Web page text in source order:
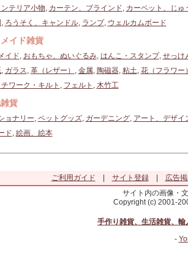
ンテリア小物, カーテン、ブラインド, カーペット、じゅ
, ろうそく、キャンドル, ランプ, ウェルカムボード
イド雑貨
イド, おもちゃ、ぬいぐるみ, はんこ・スタンプ, せっけ
, ガラス, 革（レザー） , 金属, 陶磁器, 粘土, 花（フラワー
ワーク・キルト , フェルト , 木竹工
貨
ョナリー, ペットグッズ, ガーデニング, アート、デザイ
ド, 絵画、絵本
ご利用ガイド サイト登録|
広告
サイト内の画像・
Copyright (c) 2001-
手作り雑貨、生活雑貨、
-